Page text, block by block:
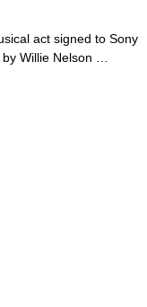
act signed to Sony
by Willie Nelson …